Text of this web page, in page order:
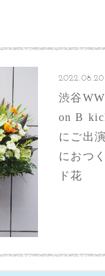
2022.08.20
渋谷
on B
にご出
におつ
ド花